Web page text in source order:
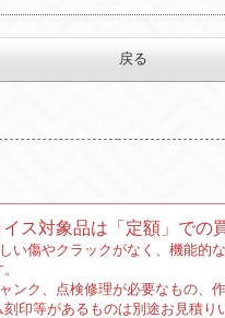
ス対象品は「定額」での
い傷やクラックがなく、機能的
ンク、点検修理が必要なもの、
印等があるものは別途お見積り